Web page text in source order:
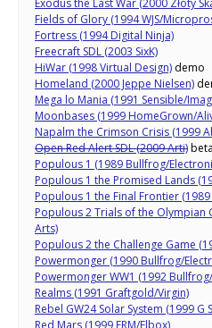
Exodus the Last War (2000 Złoty
Fields of Glory (1994 WJS/
Fortress (1994 Digital Ninja)
Freecraft SDL (2003 SixK)
HiWar (1998 Virtual Design) demo
Homeland (2000 Jeppe Nielsen)
Mega lo Mania (1991 Sensible/
Moonbases (1999 HomeGrown/
Napalm the Crimson Crisis (1999
Open Red Alert SDL (2009 Arti)beta
Populous 1 (1989 Bullfrog/
Populous 1 the Promised Lands
Populous 1 the Final Frontier
Populous 2 Trials of the Olympian
Arts)
Populous 2 the Challenge Game
Powermonger (1990 Bullfrog/
Powermonger WW1 (1992
Realms (1991 Graftgold/Virgin)
Rebel GW24 Solar System (1999 G